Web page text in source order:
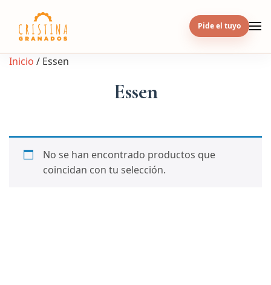
content
Pide el tuyo
Inicio / Essen
Essen
No se han encontrado productos que
coincidan con tu selección.